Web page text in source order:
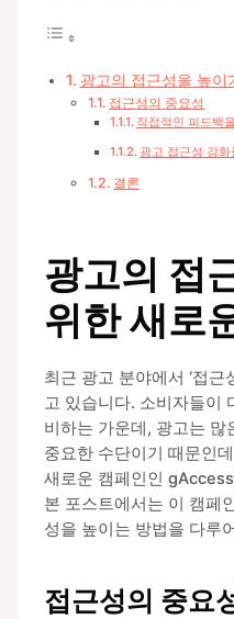
광고의 접근성을 높이
접근성의 중요성
직접적인 피드백
광고 접근성 강
결론
광고의 접
위한 새로
최근 광고 분야에서 ‘접근
고 있습니다. 소비자들이
비하는 가운데, 광고는
중요한 수단이기 때문인
새로운 캠페인인
본 포스트에서는 이 캠페
성을 높이는 방법을 다루
접근성의 중요